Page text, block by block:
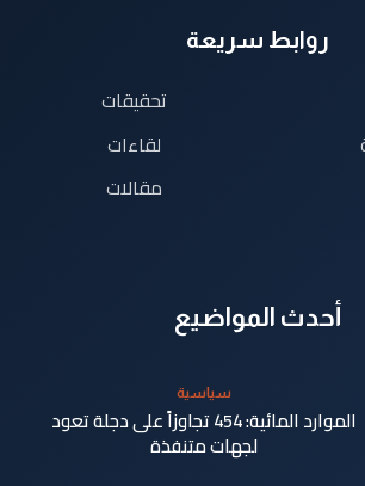
روابط سريعة
تحقيقات
لقاءات
مقالات
أحدث المواضيع
سياسية
الموارد المائية: 454 تجاوزاً على دجلة تعود
لجهات متنفذة